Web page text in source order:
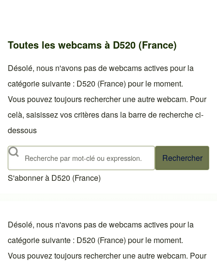
Toutes les webcams à D520 (France)
Désolé, nous n'avons pas de webcams actives pour la
catégorie suivante : D520 (France) pour le moment.
Vous pouvez toujours rechercher une autre webcam. Pour
celà, saisissez vos critères dans la barre de recherche ci-
dessous
Rechercher
S'abonner à D520 (France)
Désolé, nous n'avons pas de webcams actives pour la
catégorie suivante : D520 (France) pour le moment.
Vous pouvez toujours rechercher une autre webcam. Pour